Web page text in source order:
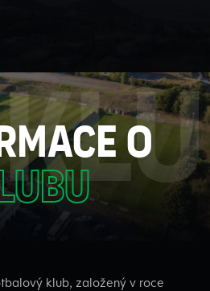
o
klub, založený v roce